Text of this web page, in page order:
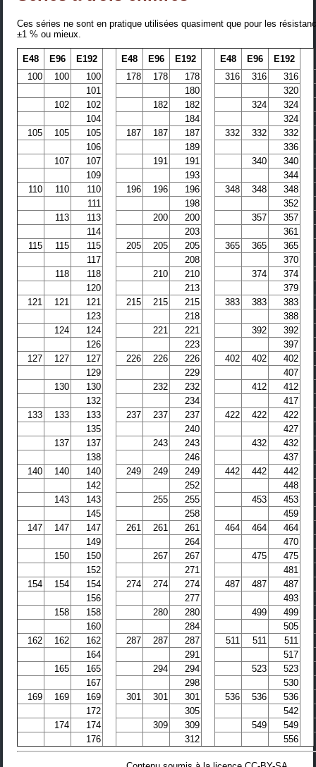
Ces séries ne sont en pratique utilisées quasiment que pour les
±1 % ou mieux.
E48 E96 E192 E48 E96 E192 E48 E96
E192
100
100 100 178 178 178 316 316
316
101
180
320
102
102 182 182 324
324
104
184
324
105
105 105 187 187 187 332 332
332
106
189
336
107
107 191 191 340
340
109
193
344
110
110 110 196 196 196 348 348
348
111
198
352
113
113 200 200 357
357
114
203
361
115
115 115 205 205 205 365 365
365
117
208
370
118
118 210 210 374
374
120
213
379
121
121 121 215 215 215 383 383
383
123
218
388
124
124 221 221 392
392
126
223
397
127
127 127 226 226 226 402 402
402
129
229
407
130
130 232 232 412
412
132
234
417
133
133 133 237 237 237 422 422
422
135
240
427
137
137 243 243 432
432
138
246
437
140
140 140 249 249 249 442 442
442
142
252
448
143
143 255 255 453
453
145
258
459
147
147 147 261 261 261 464 464
464
149
264
470
150
150 267 267 475
475
152
271
481
154
154 154 274 274 274 487 487
487
156
277
493
158
158 280 280 499
499
160
284
505
162
162 162 287 287 287 511 511
511
164
291
517
165
165 294 294 523
523
167
298
530
169
169 169 301 301 301 536 536
536
172
305
542
174
174 309 309 549
549
176
312 556